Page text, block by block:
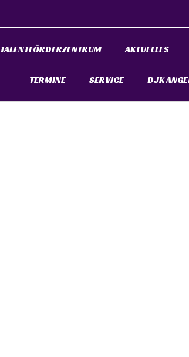
TALENTFÖRDERZENTRUM AKTUELLES
TERMINE SERVICE DJK